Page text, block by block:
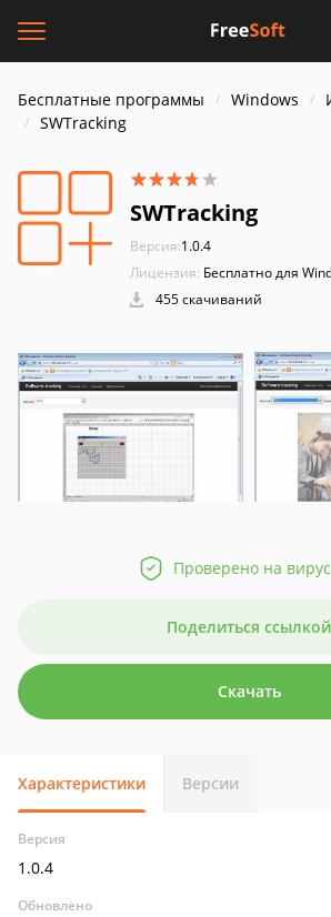
Бесплатные программы Windows
SWTracking
SWTracking
Версия:1.0.4
Лицензия: Бесплатно для
455 скачиваний
Проверено на
Поделиться ссылкой
Скачать
Характеристики Версии
Версия
1.0.4
Обновлено